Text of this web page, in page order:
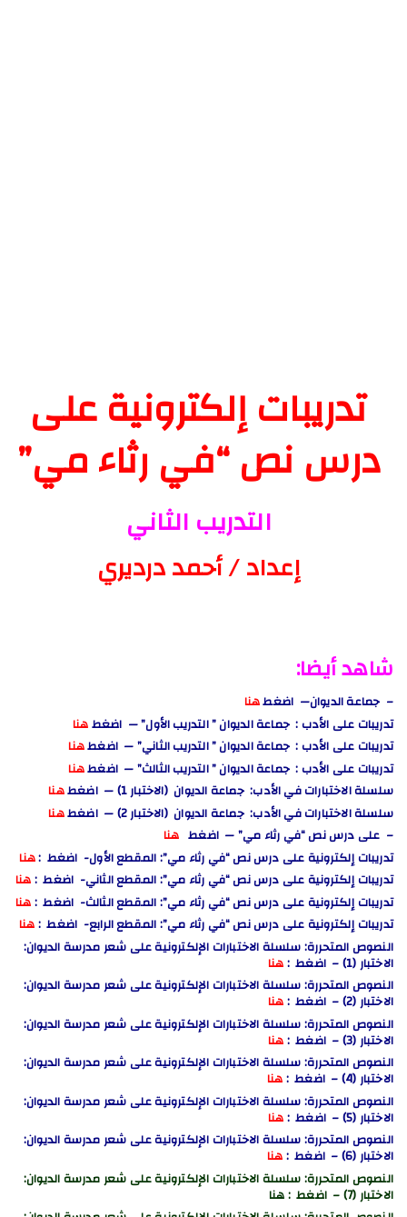
تدريبات إلكترونية على
درس نص “في رثاء مي”
التدريب الثاني
إعداد / أحمد درديري
شاهد أيضا:
– جماعة الديوان— اضغطهنا
تدريبات على الأدب : جماعة الديوان ” التدريب الأول” — اضغطهنا
تدريبات على الأدب : جماعة الديوان ” التدريب الثاني” — اضغطهنا
تدريبات على الأدب : جماعة الديوان ” التدريب الثالث” — اضغطهنا
سلسلة الاختبارات في الأدب: جماعة الديوان (الاختبار 1) — اضغط
هنا
سلسلة الاختبارات في الأدب: جماعة الديوان (الاختبار 2) — اضغط
هنا
– على درس نص “في رثاء مي” — اضغط هنا
تدريبات إلكترونية على درس نص “في رثاء مي”: المقطع الأول- اضغط :هنا
تدريبات إلكترونية على درس نص “في رثاء مي”: المقطع الثاني- اضغط :هنا
تدريبات إلكترونية على درس نص “في رثاء مي”: المقطع الثالث- اضغط :هنا
تدريبات إلكترونية على درس نص “في رثاء مي”: المقطع الرابع- اضغط :هنا
النصوص المتحررة: سلسلة الاختبارات الإلكترونية على شعر مدرسة الديوان:
الاختبار (1) – اضغط :
هنا
النصوص المتحررة: سلسلة الاختبارات الإلكترونية على شعر مدرسة الديوان:
الاختبار (2) – اضغط :
هنا
النصوص المتحررة: سلسلة الاختبارات الإلكترونية على شعر مدرسة الديوان:
الاختبار (3) – اضغط :
هنا
النصوص المتحررة: سلسلة الاختبارات الإلكترونية على شعر مدرسة الديوان:
الاختبار (4) – اضغط :
هنا
النصوص المتحررة: سلسلة الاختبارات الإلكترونية على شعر مدرسة الديوان:
الاختبار (5) – اضغط :
هنا
النصوص المتحررة: سلسلة الاختبارات الإلكترونية على شعر مدرسة الديوان:
الاختبار (6) – اضغط :
هنا
النصوص المتحررة: سلسلة الاختبارات الإلكترونية على شعر مدرسة الديوان:
الاختبار (7) – اضغط : هنا